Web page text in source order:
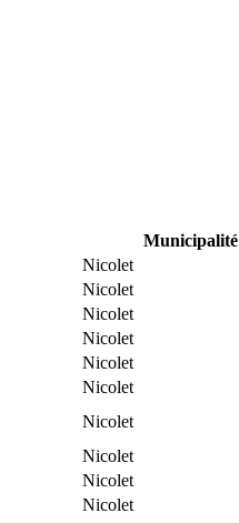
Municipalité
Nicolet
Nicolet
Nicolet
Nicolet
Nicolet
Nicolet
Nicolet
Nicolet
Nicolet
Nicolet